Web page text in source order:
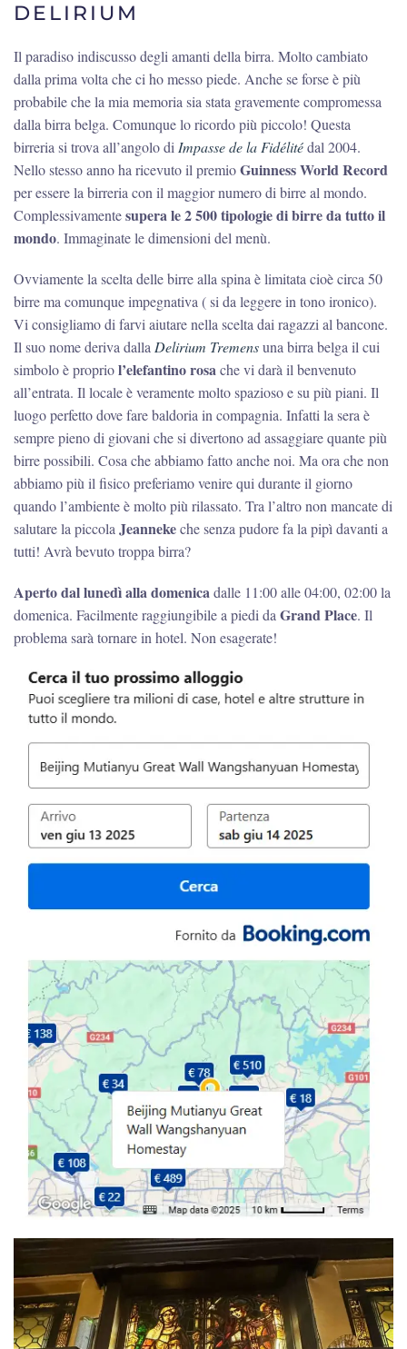
DELIRIUM
Il paradiso indiscusso degli amanti della birra. Molto cambiato
dalla prima volta che ci ho messo piede. Anche se forse è più
probabile che la mia memoria sia stata gravemente compromessa
dalla birra belga. Comunque lo ricordo più piccolo! Questa
birreria si trova all’angolo diImpasse de la Fidélitédal 2004.
Nello stesso anno ha ricevuto il premioGuinness World Record
per essere la birreria con il maggior numero di birre al mondo.
Complessivamentesupera le 2 500 tipologie di birre da tutto il
mondo. Immaginate le dimensioni del menù.
Ovviamente la scelta delle birre alla spina è limitata cioè circa 50
birre ma comunque impegnativa ( si da leggere in tono ironico).
Vi consigliamo di farvi aiutare nella scelta dai ragazzi al bancone.
Il suo nome deriva dallaDelirium Tremensuna birra belga il cui
simbolo è propriol’elefantino rosache vi darà il benvenuto
all’entrata. Il locale è veramente molto spazioso e su più piani. Il
luogo perfetto dove fare baldoria in compagnia. Infatti la sera è
sempre pieno di giovani che si divertono ad assaggiare quante più
birre possibili. Cosa che abbiamo fatto anche noi. Ma ora che non
abbiamo più il fisico preferiamo venire qui durante il giorno
quando l’ambiente è molto più rilassato. Tra l’altro non mancate di
salutare la piccolaJeannekeche senza pudore fa la pipì davanti a
tutti! Avrà bevuto troppa birra?
Aperto dal lunedì alla domenicadalle 11:00 alle 04:00, 02:00 la
domenica. Facilmente raggiungibile a piedi daGrand Place. Il
problema sarà tornare in hotel. Non esagerate!